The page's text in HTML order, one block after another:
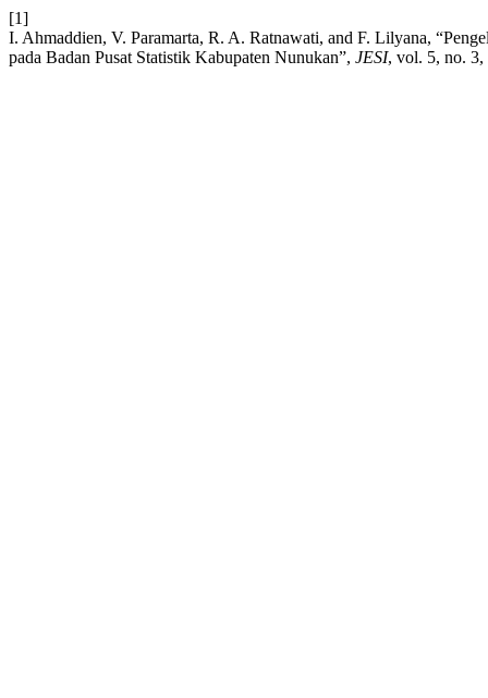
[1]
I. Ahmaddien, V. Paramarta, R. A. Ratnawati, and F. Lilyana,
pada Badan Pusat Statistik Kabupaten Nunukan”, JESI, vol. 5, no. 3,